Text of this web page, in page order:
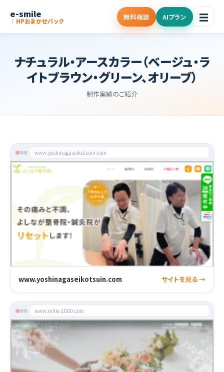
e-smile
｜HPおまかせパック 無料相談 AIプラン ☰
ナチュラル・アースカラー（ベージュ・ラ
イトブラウン・グリーン、オリーブ）
制作実績のご紹介
www.yoshinagaseikotsuin.com
www.yoshinagaseikotsuin.com サイトを見る →
www.mille-1000.com